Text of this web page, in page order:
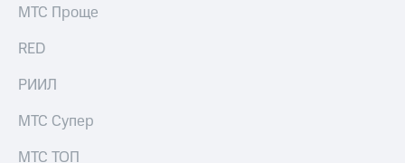
МТС Проще
RED
РИИЛ
МТС Супер
МТС ТОП